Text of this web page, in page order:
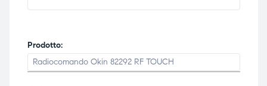
Prodotto: